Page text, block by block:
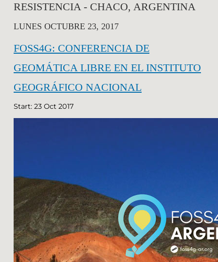
RESISTENCIA - CHACO, ARGENTINA
LUNES OCTUBRE 23, 2017
FOSS4G: CONFERENCIA DE
GEOMÁTICA LIBRE EN EL INSTITUTO
GEOGRÁFICO NACIONAL
Start: 23 Oct 2017